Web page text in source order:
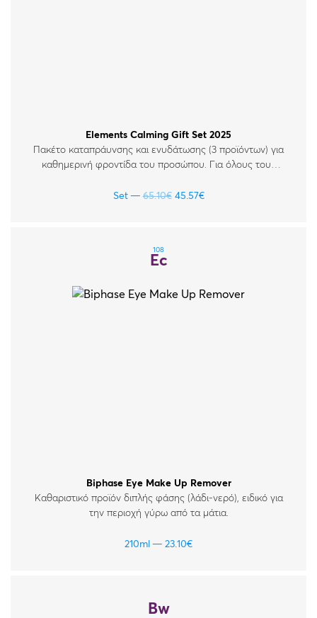
Elements Calming Gift Set 2025
Πακέτο καταπράυνσης και ενυδάτωσης (3 προϊόντων) για
καθημερινή φροντίδα του προσώπου. Για όλους τους
Set
65.10€ Original price was: 65.10€.
45.57€Η τρέχουσα τιμή είναι:
108
Ec
Biphase Eye Make Up Remover
Καθαριστικό προϊόν διπλής φάσης (λάδι-νερό), ειδικό για
την περιοχή γύρω από τα μάτια.
210ml 23.10€
Bw